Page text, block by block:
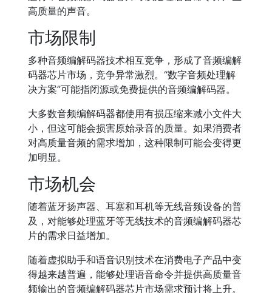
高质量的声音。
市场限制
多种音频编解码器技术相互竞争，形成了音频编解
码器芯片市场，竞争异常激烈。“数字音频处理解
决方案”可能指闭源或免费提供的音频编解码器。
大多数音频编解码器都使用有损压缩来减小文件大
小，但这可能会损害原始录音的质量。如果消费者
对高质量音频的需求增加，这种限制可能会变得更
加明显。
市场机会
随着蓝牙扬声器、耳塞和耳机等无线音频设备的普
及，对能够处理蓝牙等无线技术的音频编解码器芯
片的需求日益增加。
随着虚拟助手和语音识别技术在消费电子产品中变
得越来越普遍，能够处理语音命令并提供高质量音
频输出的音频编解码器芯片市场需求预计将上升。